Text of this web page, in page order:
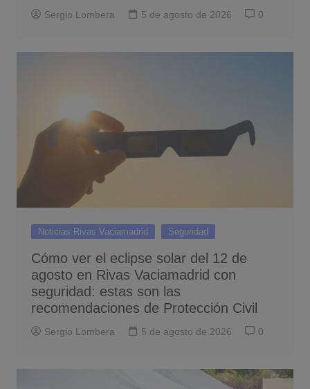
Sergio Lombera 5 de agosto de 2026 0
Noticias Rivas Vaciamadrid Seguridad
Cómo ver el eclipse solar del 12 de
agosto en Rivas Vaciamadrid con
seguridad: estas son las
recomendaciones de Protección Civil
Sergio Lombera 5 de agosto de 2026 0